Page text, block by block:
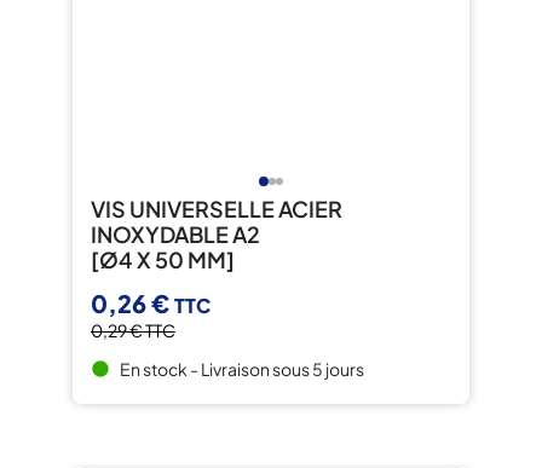
VIS UNIVERSELLE ACIER
INOXYDABLE A2
[Ø4 X 50 MM]
0,26 €TTC
0,29 €TTC
brightness_1 En stock - Livraison sous 5 jours